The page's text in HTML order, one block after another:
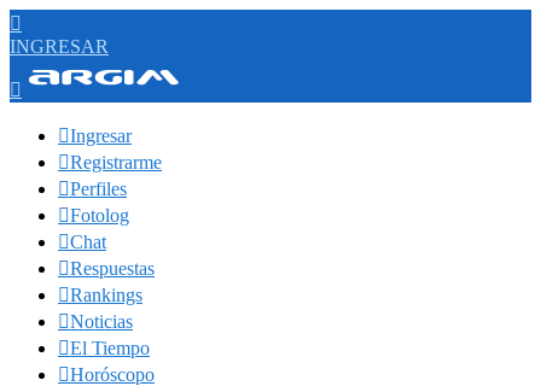

INGRESAR

Ingresar
Registrarme
Perfiles
Fotolog
Chat
Respuestas
Rankings
Noticias
El Tiempo
Horóscopo